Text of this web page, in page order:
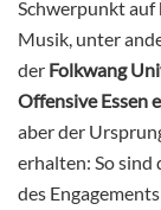
Schwerpunkt
Musik, unter
der Folkwang
Offensive Essen
aber der
erhalten: So sind
des